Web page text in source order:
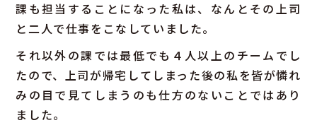
課も担当することになった私は、なんとその上司
と二人で仕事をこなしていました。
それ以外の課では最低でも４人以上のチームでし
たので、上司が帰宅してしまった後の私を皆が憐れ
みの目で見てしまうのも仕方のないことではあり
ました。